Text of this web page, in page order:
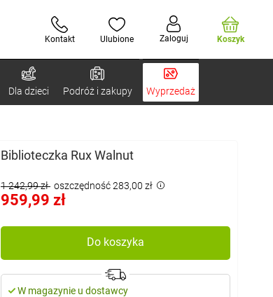
Kontakt Ulubione Zaloguj Koszyk
Dla dzieci Podróż i zakupy Wyprzedaż
Biblioteczka Rux Walnut
1 242,99 zł oszczędność 283,00 zł
959,99 zł
Do koszyka
W magazynie u dostawcy